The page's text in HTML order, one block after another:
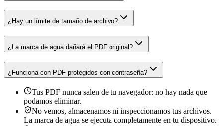
¿Hay un límite de tamaño de archivo?
¿La marca de agua dañará el PDF original?
¿Funciona con PDF protegidos con contraseña?
Tus PDF nunca salen de tu navegador: no hay nada que
podamos eliminar.
No vemos, almacenamos ni inspeccionamos tus archivos.
La marca de agua se ejecuta completamente en tu dispositivo.